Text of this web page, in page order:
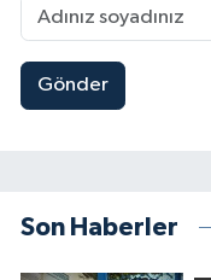
Gönder
Son Haberler